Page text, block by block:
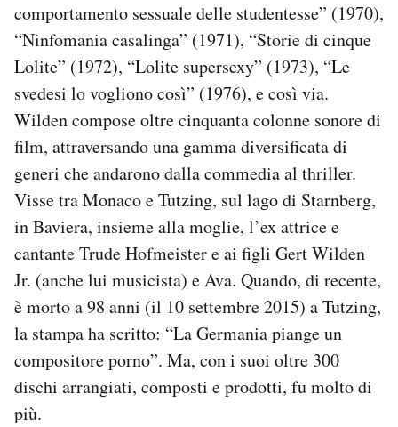
comportamento sessuale delle studentesse” (1970),
“Ninfomania casalinga” (1971), “Storie di cinque
Lolite” (1972), “Lolite supersexy” (1973), “Le
svedesi lo vogliono così” (1976), e così via.
Wilden compose oltre cinquanta colonne sonore di
film, attraversando una gamma diversificata di
generi che andarono dalla commedia al thriller.
Visse tra Monaco e Tutzing, sul lago di Starnberg,
in Baviera, insieme alla moglie, l’ex attrice e
cantante Trude Hofmeister e ai figli Gert Wilden
Jr. (anche lui musicista) e Ava. Quando, di recente,
è morto a 98 anni (il 10 settembre 2015) a Tutzing,
la stampa ha scritto: “La Germania piange un
compositore porno”. Ma, con i suoi oltre 300
dischi arrangiati, composti e prodotti, fu molto di
più.